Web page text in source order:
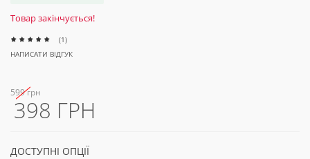
Товар закінчується!
(1)
НАПИСАТИ ВІДГУК
599 грн
398 ГРН
ДОСТУПНІ ОПЦІЇ